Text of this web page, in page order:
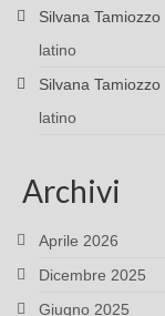
Silvana Tamiozzo
latino
Silvana Tamiozzo
latino
Archivi
Aprile 2026
Dicembre 2025
Giugno 2025